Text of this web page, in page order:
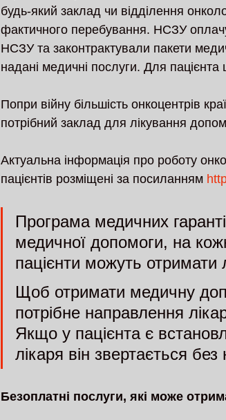
будь-який заклад чи відділення
фактичного перебування. НСЗУ
НСЗУ та законтрактували пакети
надані медичні послуги. Для пацієнта
Попри війну більшість онкоцентрів
потрібний заклад для лікування
Актуальна інформація про роботу
пацієнтів розміщені за посиланням
Програма медичних
медичної допомоги, на
пацієнти можуть отримати
Щоб отримати медичну
потрібне направлення
Якщо у пацієнта є
лікаря він звертається
Безоплатні послуги, які може